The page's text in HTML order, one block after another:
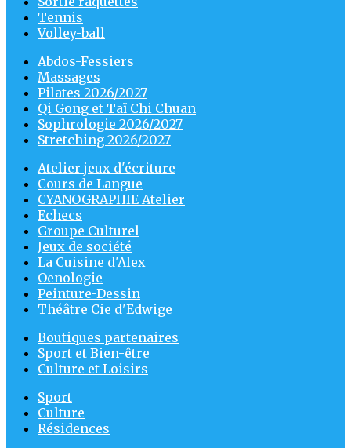
Tennis
Volley-ball
Abdos-Fessiers
Massages
Pilates 2026/2027
Qi Gong et Taï Chi Chuan
Sophrologie 2026/2027
Stretching 2026/2027
Atelier jeux d'écriture
Cours de Langue
CYANOGRAPHIE Atelier
Echecs
Groupe Culturel
Jeux de société
La Cuisine d'Alex
Oenologie
Peinture-Dessin
Théâtre Cie d'Edwige
Boutiques partenaires
Sport et Bien-être
Culture et Loisirs
Sport
Culture
Résidences